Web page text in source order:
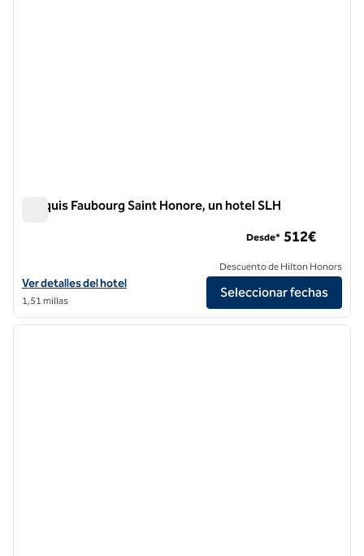
Marquis Faubourg Saint Honore, un hotel SLH
Ver detalles del hotel Marquis Faubourg Saint Honore, un hotel SLH
Ver detalles del hotel
1,51 millas
Desde* 512€
Descuento de Hilton Honors
Seleccionar fechas
1/11
1 de 11